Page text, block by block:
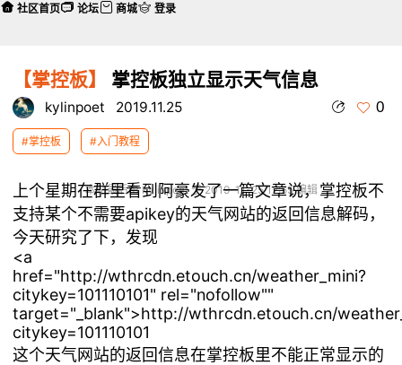
【掌控板】 掌控板独立显示天气信息
kylinpoet 2019.11.25 0
#掌控板 #入门教程
本帖最后由 kylinpoet 于 2019-11-25 12:55 编辑
上个星期在群里看到阿豪发了一篇文章说，掌控板不
支持某个不需要apikey的天气网站的返回信息解码，
今天研究了下，发现
<a
href="http://wthrcdn.etouch.cn/weather_mini?
citykey=101110101" rel="nofollow""
target="_blank">http://wthrcdn.etouch.cn/
citykey=101110101
这个天气网站的返回信息在掌控板里不能正常显示的
社区首页 论坛 商城 登录